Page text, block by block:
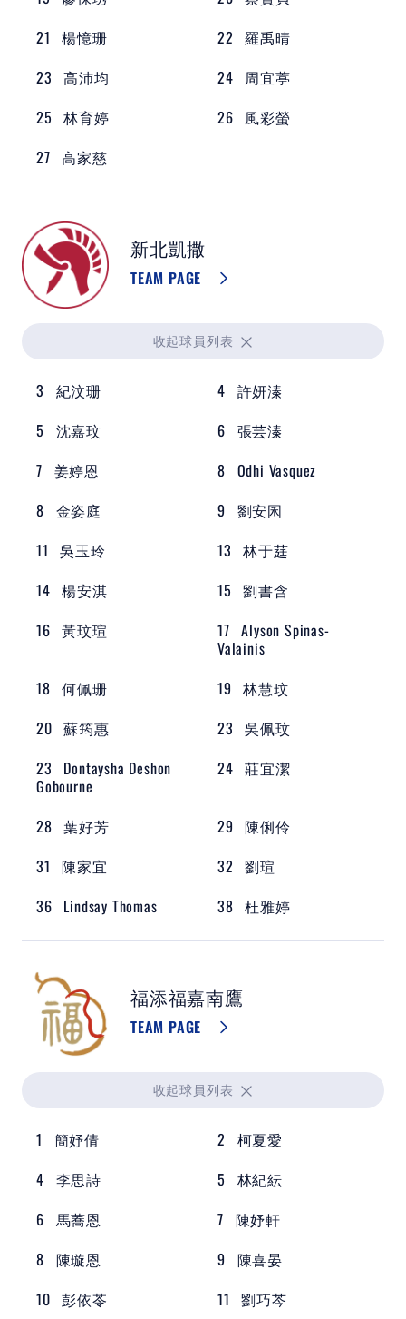
21 楊憶珊 22 羅禹晴
23 高沛均 24 周宜葶
25 林育婷 26 風彩螢
27 高家慈
新北凱撒
TEAM PAGE
收起球員列表
3 紀汶珊 4 許妍溱
5
沈嘉玟 6 張芸溱
7 姜婷恩 8 Odhi Vasquez
8 金姿庭 9 劉安囷
11 吳玉玲 13 林于莛
14 楊安淇 15 劉書含
16 黃玟瑄 17 Alyson Spinas-
Valainis
18 何佩珊 19 林慧玟
20 蘇筠惠 23 吳佩玟
23
Dontaysha Deshon
Gobourne
24 莊宜潔
28 葉好芳 29 陳俐伶
31 陳家宜 32 劉瑄
36 Lindsay Thomas 38 杜雅婷
福添福嘉南鷹
TEAM PAGE
收起球員列表
1 簡妤倩 2
柯夏愛
4 李思詩 5
林紀紜
6 馬蕎恩 7 陳妤軒
8 陳璇恩 9 陳喜晏
10 彭依苓 11 劉巧芩